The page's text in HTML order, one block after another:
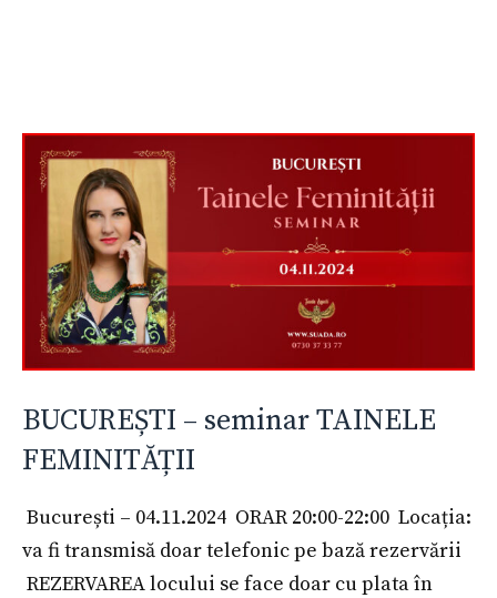
BUCUREȘTI – seminar TAINELE
FEMINITĂȚII
București – 04.11.2024 ORAR 20:00-22:00 Locația:
va fi transmisă doar telefonic pe bază rezervării
REZERVAREA locului se face doar cu plata în